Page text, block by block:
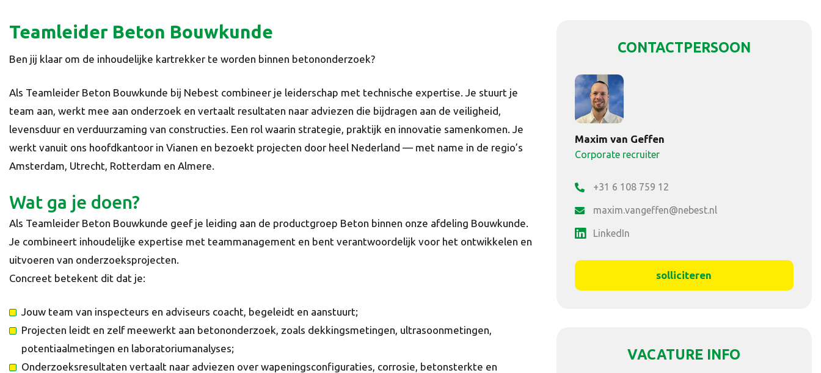
Teamleider Beton Bouwkunde
Ben jij klaar om de inhoudelijke kartrekker te worden binnen betononderzoek?
Als Teamleider Beton Bouwkunde bij Nebest combineer je leiderschap met technische expertise. Je stuurt je
team aan, werkt mee aan onderzoek en vertaalt resultaten naar adviezen die bijdragen aan de veiligheid,
levensduur en verduurzaming van constructies. Een rol waarin strategie, praktijk en innovatie samenkomen. Je
werkt vanuit ons hoofdkantoor in Vianen en bezoekt projecten door heel Nederland — met name in de regio’s
Amsterdam, Utrecht, Rotterdam en Almere.
Wat ga je doen?
Als Teamleider Beton Bouwkunde geef je leiding aan de productgroep Beton binnen onze afdeling Bouwkunde.
Je combineert inhoudelijke expertise met teammanagement en bent verantwoordelijk voor het ontwikkelen en
uitvoeren van onderzoeksprojecten.
Concreet betekent dit dat je:
Jouw team van inspecteurs en adviseurs coacht, begeleidt en aanstuurt;
Projecten leidt en zelf meewerkt aan betononderzoek, zoals dekkingsmetingen, ultrasoonmetingen,
potentiaalmetingen en laboratoriumanalyses;
Onderzoeksresultaten vertaalt naar adviezen over wapeningsconfiguraties, corrosie, betonsterkte en
CONTACTPERSOON
Maxim van Geffen
Corporate recruiter
+31 6 108 759 12
maxim.vangeffen@nebest.nl
LinkedIn
solliciteren
VACATURE INFO